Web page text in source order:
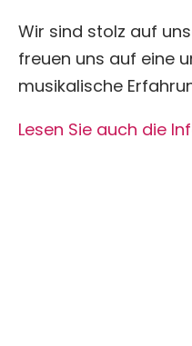
Wir sind stolz auf
freuen uns auf eine
musikalische
Lesen Sie auch die